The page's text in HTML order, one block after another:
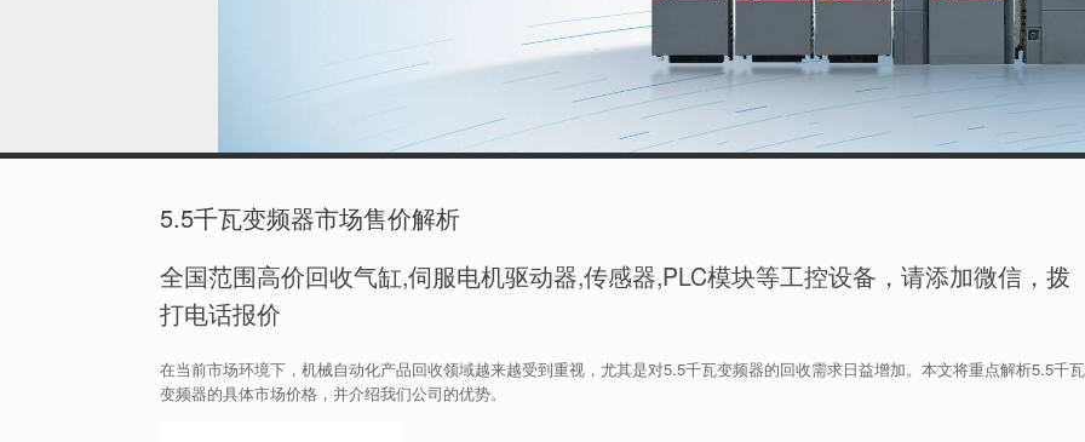
5.5千瓦变频器市场售价解析
全国范围高价回收气缸,伺服电机驱动器,传感器,PLC模块等工控设备，请添加微信，拨
打电话报价
在当前市场环境下，机械自动化产品回收领域越来越受到重视，尤其是对5.5千瓦变频器的回收需求日益增加。本文将重点解析5.5千瓦
变频器的具体市场价格，并介绍我们公司的优势。